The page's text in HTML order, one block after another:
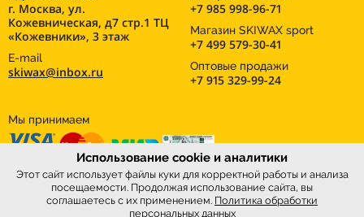
г. Москва, ул.
Кожевническая, д7 стр.1 ТЦ
«Кожевники», 3 этаж
E-mail
skiwax@inbox.ru
+7 985 998-96-71
Магазин SKIWAX sport
+7 499 579-30-41
Оптовые продажи
+7 915 329-99-24
Мы принимаем
Использование cookie и аналитики
Этот сайт использует файлы куки для корректной работы и анализа
посещаемости. Продолжая использование сайта, вы
соглашаетесь с их применением. Политика обработки
персональных данных